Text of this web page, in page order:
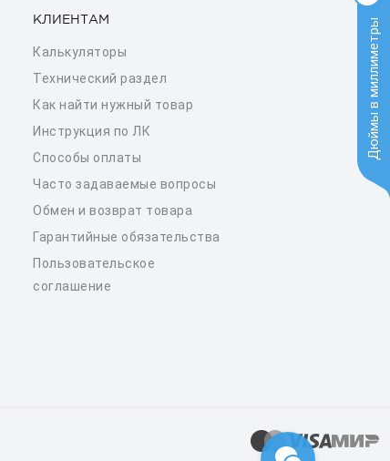
Дюймы в миллиметры
КЛИЕНТАМ
Калькуляторы
Технический раздел
Как найти нужный товар
Инструкция по ЛК
Способы оплаты
Часто задаваемые вопросы
Обмен и возврат товара
Гарантийные обязательства
Пользовательское
соглашение